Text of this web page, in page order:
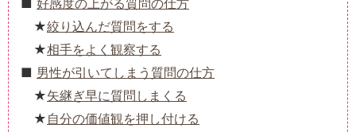
好感度の上がる質問の仕方
絞り込んだ質問をする
相手をよく観察する
男性が引いてしまう質問の仕方
矢継ぎ早に質問しまくる
自分の価値観を押し付ける